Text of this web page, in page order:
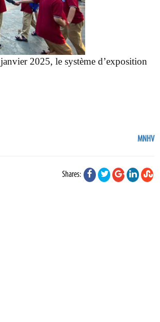
2025, le système d’exposition
MNHV
Shares: